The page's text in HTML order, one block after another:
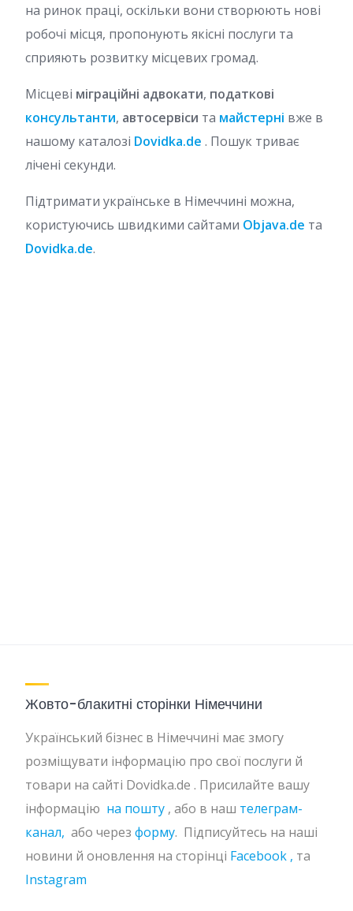
на ринок праці, оскільки вони створюють нові
робочі місця, пропонують якісні послуги та
сприяють розвитку місцевих громад.
Місцеві міграційні адвокати, податкові
консультанти, автосервіси та майстерні вже в
нашому каталозі Dovidka.de . Пошук триває
лічені секунди.
Підтримати українське в Німеччині можна,
користуючись швидкими сайтами Objava.de та
Dovidka.de.
Жовто-блакитні сторінки Німеччини
Український бізнес в Німеччині має змогу
розміщувати інформацію про свої послуги й
товари на сайті Dovidka.de . Присилайте вашу
інформацію на пошту , або в наш телеграм-
канал, або через форму. Підписуйтесь на наші
новини й оновлення на сторінці Facebook , та
Instagram